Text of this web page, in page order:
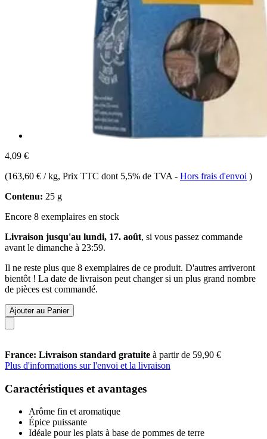
4,09 €
(163,60 € / kg, Prix TTC dont 5,5% de TVA - Hors frais d'envoi )
Contenu: 25 g
Encore 8 exemplaires en stock
Livraison jusqu'au lundi, 17. août, si vous passez commande
avant le dimanche à 23:59.
Il ne reste plus que 8 exemplaires de ce produit. D'autres arriveront
bientôt ! La date de livraison peut changer si un plus grand nombre
de pièces est commandé.
Ajouter au Panier
France: Livraison standard gratuite à partir de 59,90 €
Plus d'informations sur l'envoi et la livraison
Caractéristiques et avantages
Arôme fin et aromatique
Épice puissante
Idéale pour les plats à base de pommes de terre